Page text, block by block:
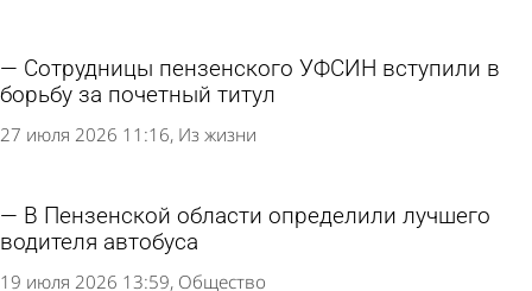
Сотрудницы пензенского УФСИН вступили в
борьбу за почетный титул
27 июля 2026 11:16 Из жизни
В Пензенской области определили лучшего
водителя автобуса
19 июля 2026 13:59 Общество